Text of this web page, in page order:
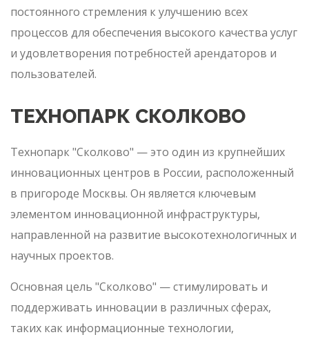
постоянного стремления к улучшению всех
процессов для обеспечения высокого качества услуг
и удовлетворения потребностей арендаторов и
пользователей.
ТЕХНОПАРК СКОЛКОВО
Технопарк "Сколково" — это один из крупнейших
инновационных центров в России, расположенный
в пригороде Москвы. Он является ключевым
элементом инновационной инфраструктуры,
направленной на развитие высокотехнологичных и
научных проектов.
Основная цель "Сколково" — стимулировать и
поддерживать инновации в различных сферах,
таких как информационные технологии,